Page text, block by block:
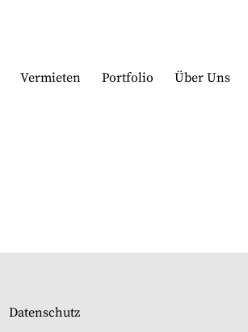
Vermieten Portfolio Über Uns
Datenschutz